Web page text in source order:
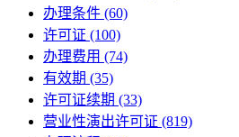
办理条件 (60)
许可证 (100)
办理费用 (74)
有效期 (35)
许可证续期 (33)
营业性演出许可证 (819)